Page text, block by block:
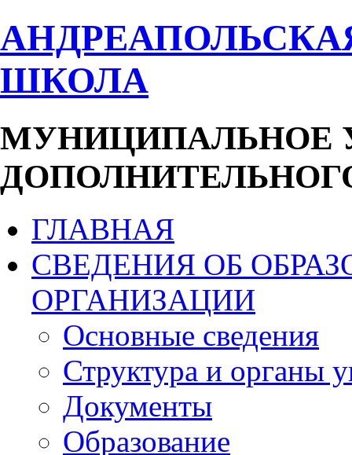
ШКОЛА
МУНИЦИПАЛЬНОЕ
ГЛАВНАЯ
СВЕДЕНИЯ ОБ
ОРГАНИЗАЦИИ
Основные сведения
Структура и органы
Документы
Образование